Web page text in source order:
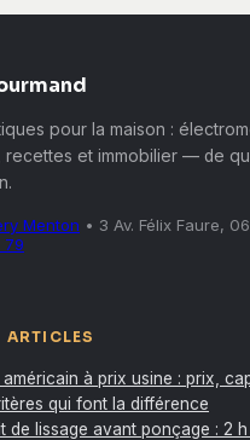
pour la maison :
recettes et immobilier — de
Menton • 3 Av. Félix Faure,
79
ARTICLES
américain à prix usine : prix,
qui font la différence
de lissage avant ponçage : 2